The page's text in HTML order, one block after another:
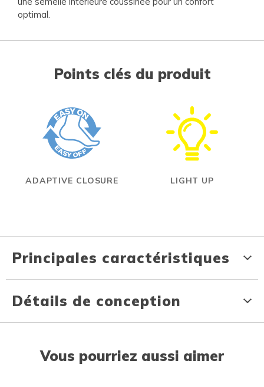
optimal.
Points clés du produit
ADAPTIVE CLOSURE LIGHT UP
Principales caractéristiques
Détails de conception
Vous pourriez aussi aimer